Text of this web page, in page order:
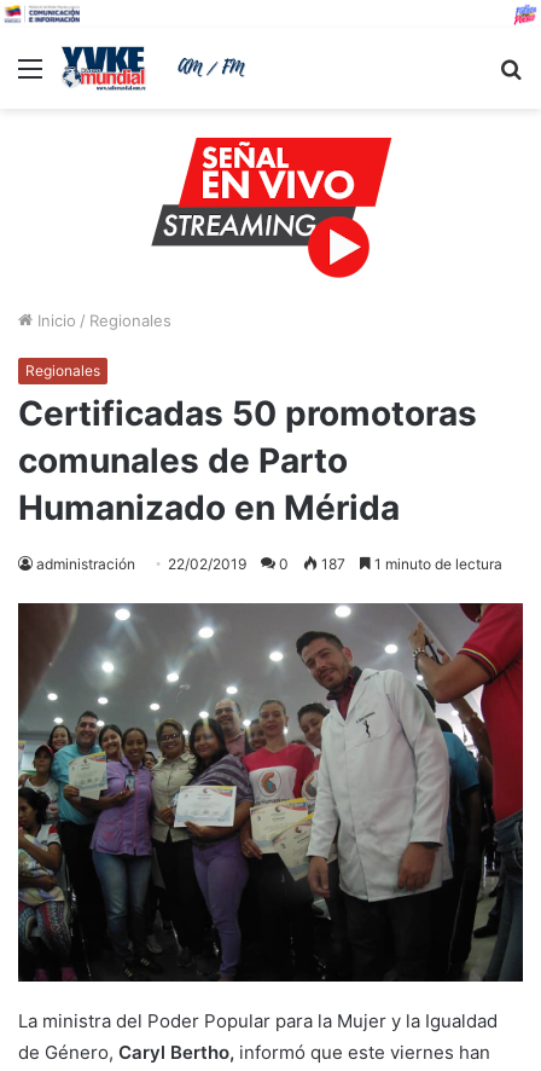
Menu
Inicio / Regionales
Regionales
Certificadas 50 promotoras
comunales de Parto
Humanizado en Mérida
administración 22/02/2019 0 187 1 minuto de lectura
La ministra del Poder Popular para la Mujer y la Igualdad
de Género, Caryl Bertho, informó que este viernes han